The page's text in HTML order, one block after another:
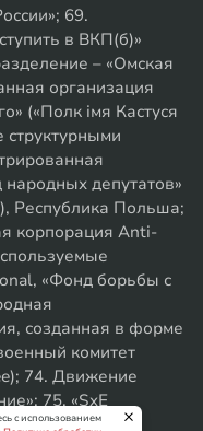
69.
в ВКП(б)»
– «Омская
организация
(«Полк iмя Кастуся
структурными
депутатов»
Республика Польша;
корпорация Anti-
«Фонд борьбы с
созданная в форме
комитет
74. Движение
75. «SxE
с использованием